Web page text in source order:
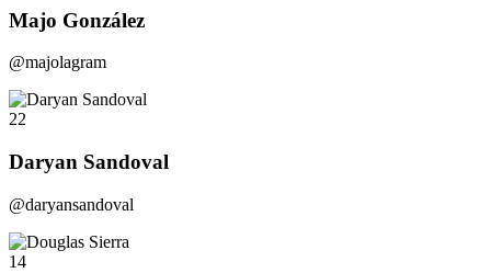
Majo González
@majolagram
22
Daryan Sandoval
@daryansandoval
14